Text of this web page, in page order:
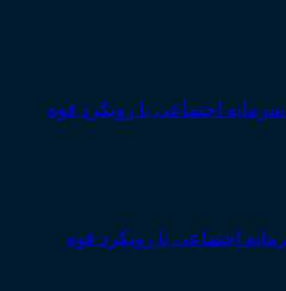
اجتماعی با رویکرد قوه